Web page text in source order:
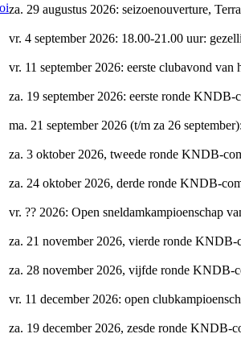
za. 29 augustus 2026: seizoenouverture,
vr. 4 september 2026: 18.00-21.00 uur:
vr. 11 september 2026: eerste clubavond van
za. 19 september 2026: eerste ronde
ma. 21 september 2026 (t/m za 26
za. 3 oktober 2026, tweede ronde KNDB-
za. 24 oktober 2026, derde ronde KNDB-
vr. ?? 2026: Open sneldamkampioenschap
za. 21 november 2026, vierde ronde
za. 28 november 2026, vijfde ronde
vr. 11 december 2026: open
za. 19 december 2026, zesde ronde KNDB-